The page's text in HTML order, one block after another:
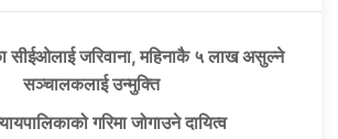
सीईओलाई जरिवाना, महिनाकै ५ लाख असुल्ने
सञ्चालकलाई उन्मुक्ति
गरिमा जोगाउने दायित्व